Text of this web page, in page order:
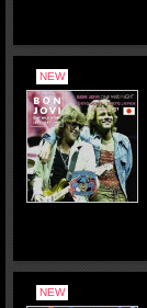
NEW
NEW